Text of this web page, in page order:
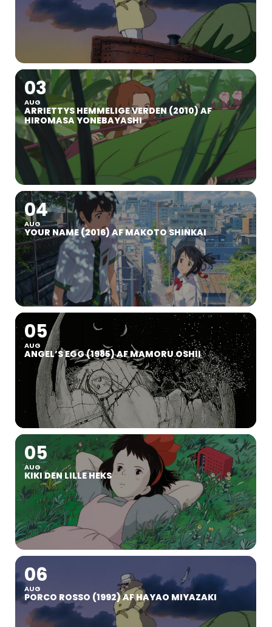
03
AUG
ARRIETTYS HEMMELIGE VERDEN (2010) AF
HIROMASA YONEBAYASHI
04
AUG
YOUR NAME (2016) AF MAKOTO SHINKAI
05
AUG
ANGEL’S EGG (1985) AF MAMORU OSHII
05
AUG
KIKI DEN LILLE HEKS
06
AUG
PORCO ROSSO (1992) AF HAYAO MIYAZAKI